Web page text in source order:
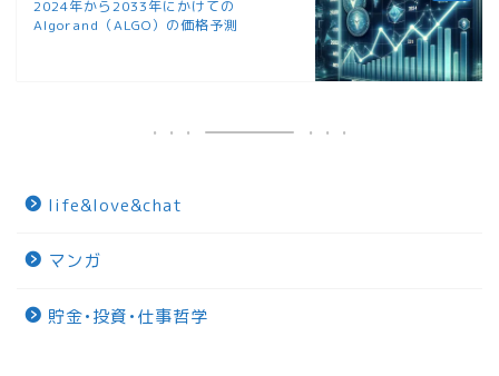
2024年から2033年にかけての
Algorand（ALGO）の価格予測
life&love&chat
マンガ
貯金•投資•仕事哲学